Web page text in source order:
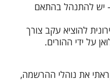
יש להתנהל בהתאם
להוציא עקב צורך
על ידי ההורים.
את נוהלי ההרשמה,